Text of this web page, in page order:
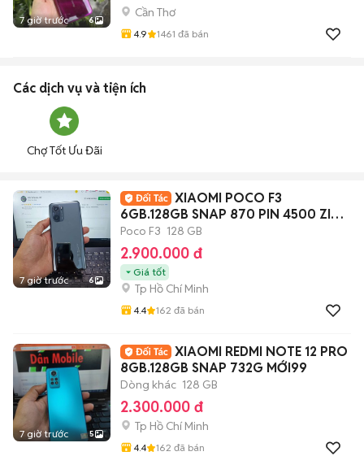
7 giờ trước 6
Cần Thơ
4.9 1461 đã bán
Các dịch vụ và tiện ích
Chợ Tốt Ưu Đãi
7 giờ trước 6
XIAOMI POCO F3
6GB.128GB SNAP 870 PIN 4500 ZIN
ĐẸP
Poco F3 128 GB
2.900.000 đ
Giá tốt
Tp Hồ Chí Minh
4.4 162 đã bán
7 giờ trước 5
XIAOMI REDMI NOTE 12 PRO
8GB.128GB SNAP 732G MỚI99
Dòng khác 128 GB
2.300.000 đ
Tp Hồ Chí Minh
4.4 162 đã bán